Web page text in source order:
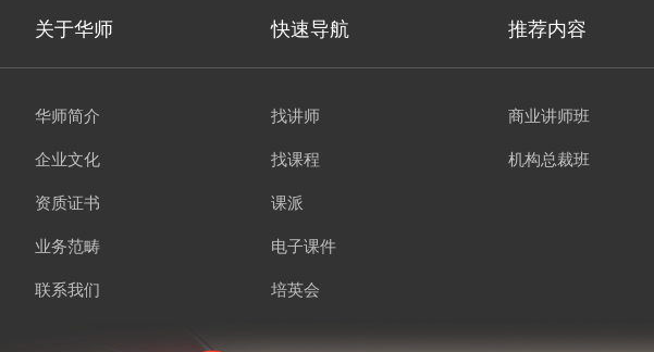
关于华师 快速导航 推荐内容
华师简介
企业文化
资质证书
业务范畴
联系我们
找讲师
找课程
课派
电子课件
培英会
商业讲师班
机构总裁班